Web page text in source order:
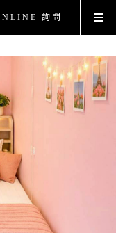
詢問